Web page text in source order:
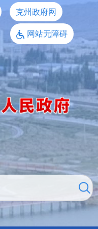
克州政府网
网站无障碍